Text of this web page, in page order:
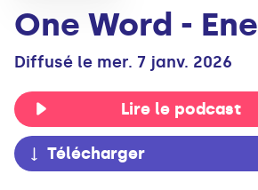
One Word -
Diffusé le mer. 7 janv. 2026
Lire le podcast
Télécharger